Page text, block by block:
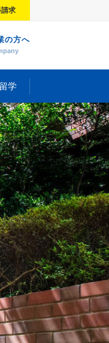
求
の方へ
学